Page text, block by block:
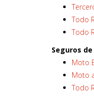
Todo
Todo
Seguros
Moto
Moto
Todo